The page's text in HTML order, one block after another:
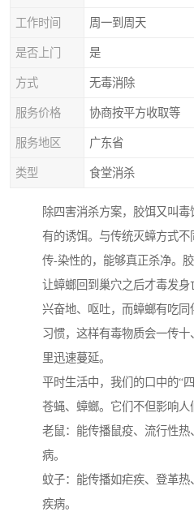
工作时间 周一到周天
是否上门 是
方式 无毒消除
服务价格 协商按平方收取等
服务地区 广东省
类型 食堂消杀
除四害消杀方案，胶饵又叫
有的诱饵。与传统灭蟑方式
传-染性的，能够真正杀净。
让蟑螂回到巢穴之后才毒发
兴奋地、呕吐，而蟑螂有吃
习惯，这样有毒物质会一传
里迅速蔓延。
平时生活中，我们的口中的“
苍蝇、蟑螂。它们不但影响人
老鼠：能传播鼠疫、流行性
病。
蚊子：能传播如疟疾、登革
疾病。